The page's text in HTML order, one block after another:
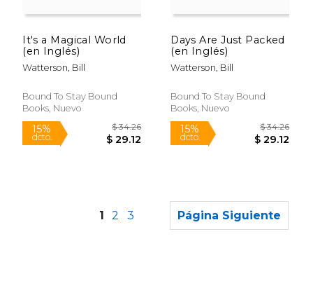
$ 29.99 $
It's a Magical World
(en Inglés)
Watterson, Bill
Bound To Stay Bound
Books, Nuevo
Days Are Just Packed
(en Inglés)
Watterson, Bill
Bound To Stay Bound
Books, Nuevo
1 2 3 Página Siguiente